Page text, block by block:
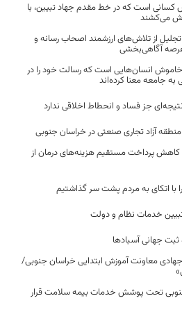
کسانی است که در خط مقدم جهاد تبیین، با
می‌کشند
از تلاش‌های ارزشمند اصحاب رسانه و
عرصه آگاهی‌بخشی
خاموش انسان‌هایی است که رسالت خود را در
جامعه معنا کرده‌اند
جز فساد و انحطاط اخلاقی ندارد
آزاد تجاری صنعتی در خراسان جنوبی
کاهش پرداخت مستقیم هزینه‌های درمان از
با اتکای به مردم پشت سر گذاشتیم
خدمات نظام و دولت
جهانی آسبادها
جهادی معاونت آموزش ابتدایی خراسان جنوبی/
جنوبی تحت پوشش خدمات بیمه سلامت قرار